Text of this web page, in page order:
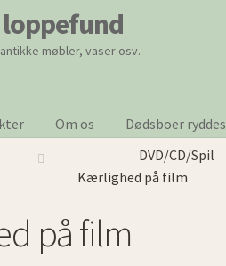
møbler, vaser osv.
Om os
Dødsboer ryddes
DVD/CD/Spil
Kærlighed på film
på film